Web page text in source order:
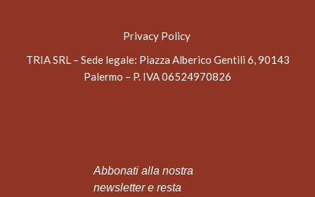
Privacy Policy
TRIA SRL – Sede legale: Piazza Alberico Gentili 6, 90143
Palermo – P. IVA 06524970826